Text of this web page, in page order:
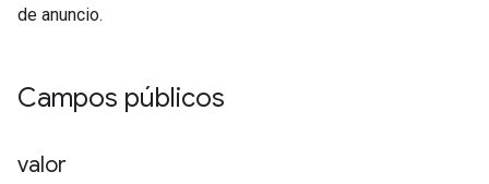
de anuncio.
Campos públicos
valor